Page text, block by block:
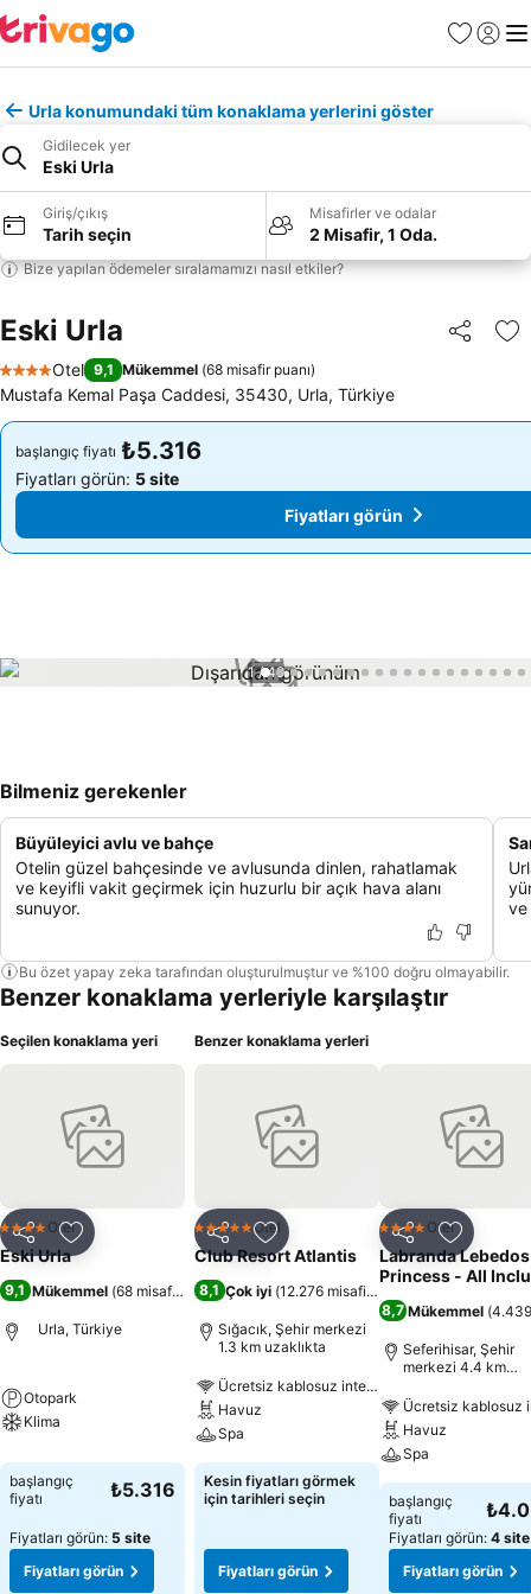
Favoriler
Giriş
Urla konumundaki tüm konaklama yerlerini göster
Gidilecek yer
Eski Urla
Giriş/çıkış
Tarih seçin
Misafirler ve odalar
2 Misafir, 1 Oda.
Bize yapılan ödemeler sıralamamızı nasıl etkiler?
Eski Urla Paylaş
4 Yıldız
Otel 9,1 Mükemmel (68 misafir puanı)
Mustafa Kemal Paşa Caddesi, 35430, Urla, Türkiye
başlangıç fiyatı ₺5.316
Fiyatları görün: 5 site
Fiyatları görün
başlangıç fiyatı ₺5.316
Fiyatları görün: 5 site
Fiyatları görün
1 / 49
Bilmeniz gerekenler
Büyüleyici avlu ve bahçe
Otelin güzel bahçesinde ve avlusunda dinlen, rahatlamak
ve keyifli vakit geçirmek için huzurlu bir açık hava alanı
sunuyor.
ve
Bu özet yapay zeka tarafından oluşturulmuştur ve %100 doğru olmayabilir.
Benzer konaklama yerleriyle karşılaştır
Seçilen konaklama yeri
Paylaş Favorilerime ekle
4 Yıldız Otel
Eski Urla
9,1 Mükemmel (68 misafir puanı )
Urla, Türkiye
Otopark
Klima
başlangıç
fiyatı
₺5.316
Fiyatları görün: 5 site
Fiyatları görün
Benzer konaklama yerleri
Paylaş Favorilerime ekle
5 Yıldız Otel
Club Resort Atlantis
8,1 Çok iyi (12.276 misafir puanı
Sığacık, Şehir merkezi
1.3 km uzaklıkta
Ücretsiz kablosuz internet
Havuz
Spa
Kesin fiyatları görmek
için tarihleri seçin
Fiyatları görün
Paylaş
4 Yıldız Otel
Labranda Lebedos
Princess - All
8,7 Mükemmel (
Seferihisar, Şehir
merkezi 4.4 km
Ücretsiz kablosuz
Havuz
Spa
başlangıç
fiyatı
Fiyatları görün: 4 site
Fiyatları görün